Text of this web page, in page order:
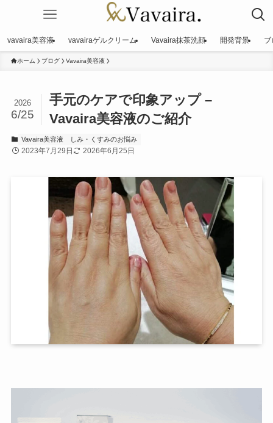
vavaira美容液 vavairaゲルクリーム Vavaira抹茶洗顔 開発背景 ブ
ホーム ブログ Vavaira美容液
手元のケアで印象アップ –
Vavaira美容液のご紹介
2026
6/25
Vavaira美容液 しみ・くすみのお悩み
2023年7月29日 2026年6月25日